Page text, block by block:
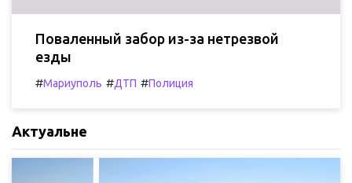
Поваленный забор из-за нетрезвой
езды
#Мариуполь #ДТП #Полиция
Актуальне